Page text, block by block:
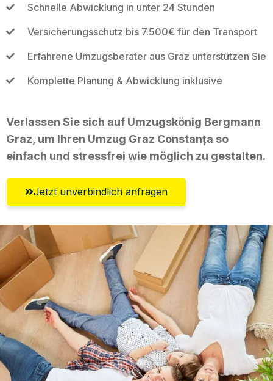
Schnelle Abwicklung in unter 24 Stunden
Versicherungsschutz bis 7.500€ für den Transport
Erfahrene Umzugsberater aus Graz unterstützen Sie
Komplette Planung & Abwicklung inklusive
Verlassen Sie sich auf Umzugskönig Bergmann
Graz, um Ihren Umzug Graz Constanța so
einfach und stressfrei wie möglich zu gestalten.
Jetzt unverbindlich anfragen